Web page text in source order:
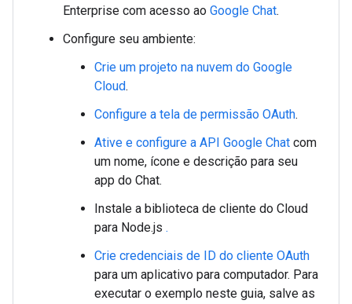
Enterprise com acesso ao Google Chat.
Configure seu ambiente:
Crie um projeto na nuvem do Google
Cloud.
Configure a tela de permissão OAuth.
Ative e configure a API Google Chat com
um nome, ícone e descrição para seu
app do Chat.
Instale a biblioteca de cliente do Cloud
para Node.js .
Crie credenciais de ID do cliente OAuth
para um aplicativo para computador. Para
executar o exemplo neste guia, salve as